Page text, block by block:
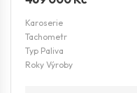
Karoserie
Tachometr
Typ Paliva
Roky Výroby